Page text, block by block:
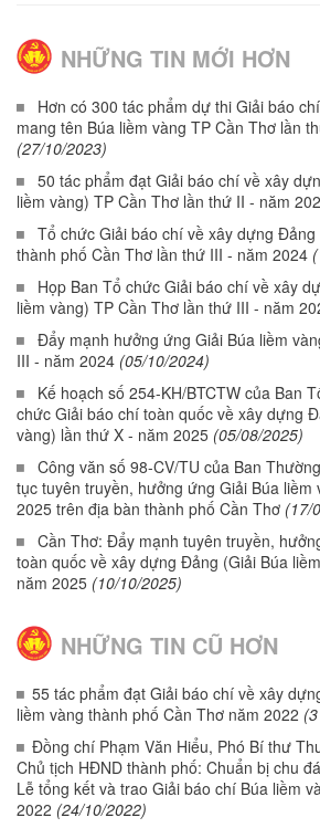
NHỮNG TIN MỚI HƠN
Hơn có 300 tác phẩm dự thi Giải báo
mang tên Búa liềm vàng TP Cần Thơ lần
(27/10/2023)
50 tác phẩm đạt Giải báo chí về xây
liềm vàng) TP Cần Thơ lần thứ II - năm
Tổ chức Giải báo chí về xây dựng Đảng
thành phố Cần Thơ lần thứ III - năm 2024
Họp Ban Tổ chức Giải báo chí về xây
liềm vàng) TP Cần Thơ lần thứ III - năm
Đẩy mạnh hưởng ứng Giải Búa liềm
III - năm 2024 (05/10/2024)
Kế hoạch số 254-KH/BTCTW của Ban
chức Giải báo chí toàn quốc về xây dựng
vàng) lần thứ X - năm 2025 (05/08/2025)
Công văn số 98-CV/TU của Ban
tục tuyên truyền, hưởng ứng Giải Búa liềm
2025 trên địa bàn thành phố Cần Thơ (17/
Cần Thơ: Đẩy mạnh tuyên truyền,
toàn quốc về xây dựng Đảng (Giải Búa
năm 2025 (10/10/2025)
NHỮNG TIN CŨ HƠN
55 tác phẩm đạt Giải báo chí về xây
liềm vàng thành phố Cần Thơ năm 2022
Đồng chí Phạm Văn Hiểu, Phó Bí thư
Chủ tịch HĐND thành phố: Chuẩn bị chu
Lễ tổng kết và trao Giải báo chí Búa liềm
2022 (24/10/2022)